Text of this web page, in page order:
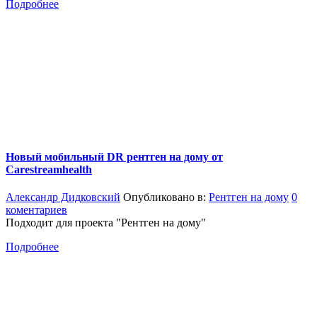
Подробнее
Новый мобильный DR рентген на дому от
Carestreamhealth
Александр Дидковский Опубликовано в: Рентген на дому 0
коментариев
Подходит для проекта "Рентген на дому"
Подробнее